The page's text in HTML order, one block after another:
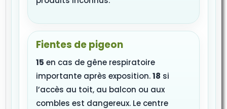
Fientes de pigeon
15 en cas de gêne respiratoire
importante après exposition.18 si
l’accès au toit, au balcon ou aux
combles est dangereux. Le centre